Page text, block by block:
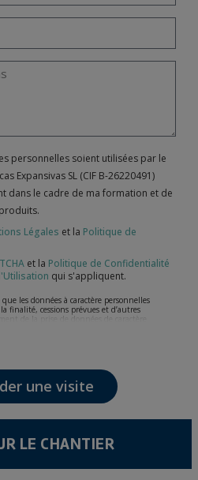
personnelles soient utilisées par le
Expansivas SL (CIF B-26220491)
dans le cadre de ma formation et de
Légales et la Politique de
et la Politique de Confidentialité
qui s'appliquent.
les données à caractère personnelles
finalité, cessions prévues et d’autres
de la prise de données de caractère
requise, maintien de la relation établie, la
confidentielles et seront traitées avec la
à toutes les exigences prévues par la loi
des données personnelles.
données strictement personnelles,
au Règlement Général sur la Protection des
une visite
LE CHANTIER